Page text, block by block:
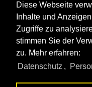
Diese Webseite
Inhalte und
Zugriffe zu
stimmen Sie der
zu. Mehr erfahren:
Datenschutz ,